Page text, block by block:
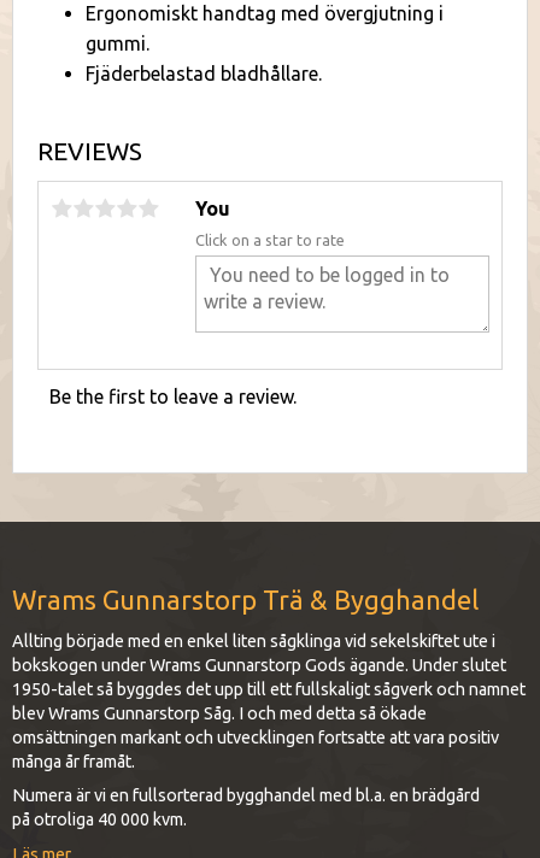
Ergonomiskt handtag med övergjutning i
gummi.
Fjäderbelastad bladhållare.
REVIEWS
You
Click on a star to rate
Be the first to leave a review.
Wrams Gunnarstorp Trä & Bygghandel
Allting började med en enkel liten sågklinga vid sekelskiftet ute i
bokskogen under Wrams Gunnarstorp Gods ägande. Under slutet
1950-talet så byggdes det upp till ett fullskaligt sågverk och namnet
blev Wrams Gunnarstorp Såg. I och med detta så ökade
omsättningen markant och utvecklingen fortsatte att vara positiv
många år framåt.
Numera är vi en fullsorterad bygghandel med bl.a. en brädgård
på otroliga 40 000 kvm.